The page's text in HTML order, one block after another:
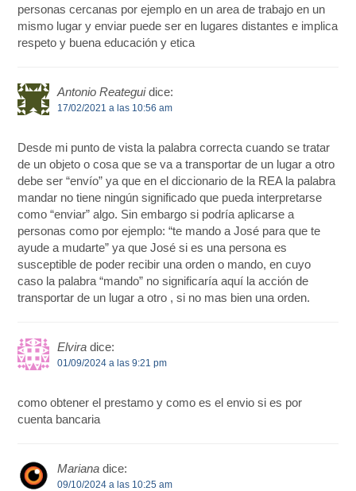
personas cercanas por ejemplo en un area de trabajo en un
mismo lugar y enviar puede ser en lugares distantes e implica
respeto y buena educación y etica
Antonio Reategui dice:
17/02/2021 a las 10:56 am
Desde mi punto de vista la palabra correcta cuando se tratar
de un objeto o cosa que se va a transportar de un lugar a otro
debe ser “envío” ya que en el diccionario de la REA la palabra
mandar no tiene ningún significado que pueda interpretarse
como “enviar” algo. Sin embargo si podría aplicarse a
personas como por ejemplo: “te mando a José para que te
ayude a mudarte” ya que José si es una persona es
susceptible de poder recibir una orden o mando, en cuyo
caso la palabra “mando” no significaría aquí la acción de
transportar de un lugar a otro , si no mas bien una orden.
Elvira dice:
01/09/2024 a las 9:21 pm
como obtener el prestamo y como es el envio si es por
cuenta bancaria
Mariana dice:
09/10/2024 a las 10:25 am